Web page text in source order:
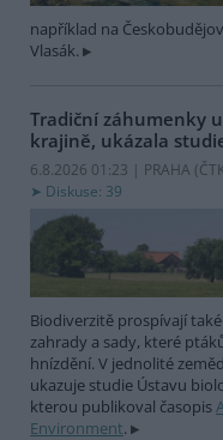
například na
Vlasák.
Tradiční záhumenky
krajině, ukázala
6.8.2026 01:23 | PRAHA (
Diskuse: 39
Biodiverzitě prospívají
zahrady a sady, které
hnízdění. V jednolité
ukazuje studie Ústavu
kterou publikoval časopis
Environment.